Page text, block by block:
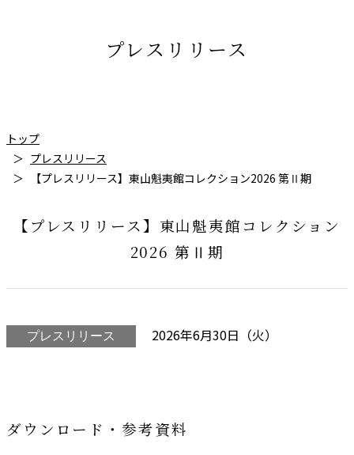
プレスリリース
トップ
プレスリリース
【プレスリリース】東山魁夷館コレクション2026 第Ⅱ期
【プレスリリース】東山魁夷館コレクション
2026 第Ⅱ期
プレスリリース 2026年6月30日（火）
ダウンロード・参考資料